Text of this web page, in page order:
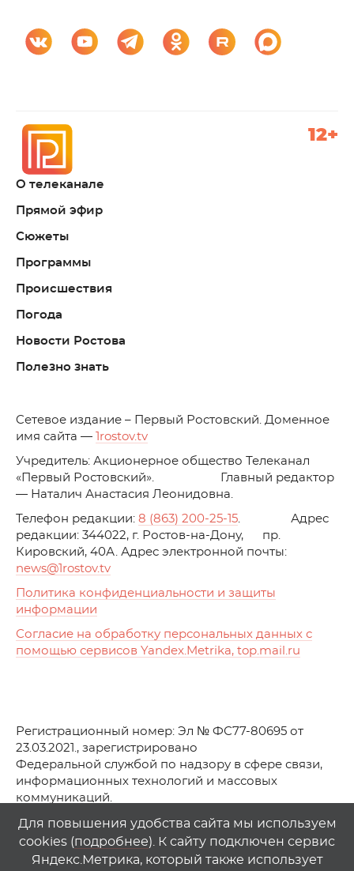
О телеканале
Прямой эфир
Сюжеты
Программы
Происшествия
Погода
Новости Ростова
Полезно знать
12+
Cетевое издание – Первый Ростовский. Доменное
имя сайта —
1rostov.tv
Учредитель: Акционерное общество Телеканал
«Первый Ростовский». Главный редактор
— Наталич Анастасия Леонидовна.
Телефон редакции: 8 (863) 200-25-15. Адрес
редакции: 344022, г. Ростов-на-Дону, пр.
Кировский, 40А. Адрес электронной почты:
news@1rostov.tv
Политика конфиденциальности и защиты
информации
Согласие на обработку персональных данных с
помощью сервисов Yandex.Metrika, top.mail.ru
Регистрационный номер: Эл № ФС77-80695 от
23.03.2021., зарегистрировано
Федеральной службой по надзору в сфере связи,
информационных технологий и массовых
коммуникаций.
© АО Телеканал «Первый Ростовский» (2021-2025)
Любое использование материалов сайта возможно
только при указании гиперссылки на1rostov.tv
Для повышения удобства сайта мы используем
cookies (подробнее). К сайту подключен сервис
Яндекс.Метрика, который также использует